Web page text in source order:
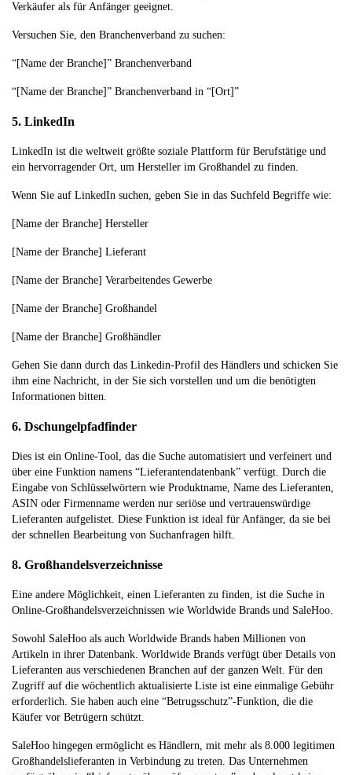
Verkäufer als für Anfänger geeignet.
Versuchen Sie, den Branchenverband zu suchen:
“[Name der Branche]” Branchenverband
“[Name der Branche]” Branchenverband in “[Ort]”
5. LinkedIn
LinkedIn ist die weltweit größte soziale Plattform für Berufstätige und
ein hervorragender Ort, um Hersteller im Großhandel zu finden.
Wenn Sie auf LinkedIn suchen, geben Sie in das Suchfeld Begriffe wie:
[Name der Branche] Hersteller
[Name der Branche] Lieferant
[Name der Branche] Verarbeitendes Gewerbe
[Name der Branche] Großhandel
[Name der Branche] Großhändler
Gehen Sie dann durch das Linkedin-Profil des Händlers und schicken Sie
ihm eine Nachricht, in der Sie sich vorstellen und um die benötigten
Informationen bitten.
6. Dschungelpfadfinder
Dies ist ein Online-Tool, das die Suche automatisiert und verfeinert und
über eine Funktion namens “Lieferantendatenbank” verfügt. Durch die
Eingabe von Schlüsselwörtern wie Produktname, Name des Lieferanten,
ASIN oder Firmenname werden nur seriöse und vertrauenswürdige
Lieferanten aufgelistet. Diese Funktion ist ideal für Anfänger, da sie bei
der schnellen Bearbeitung von Suchanfragen hilft.
8. Großhandelsverzeichnisse
Eine andere Möglichkeit, einen Lieferanten zu finden, ist die Suche in
Online-Großhandelsverzeichnissen wie Worldwide Brands und SaleHoo.
Sowohl SaleHoo als auch Worldwide Brands haben Millionen von
Artikeln in ihrer Datenbank. Worldwide Brands verfügt über Details von
Lieferanten aus verschiedenen Branchen auf der ganzen Welt. Für den
Zugriff auf die wöchentlich aktualisierte Liste ist eine einmalige Gebühr
erforderlich. Sie haben auch eine “Betrugsschutz”-Funktion, die die
Käufer vor Betrügern schützt.
SaleHoo hingegen ermöglicht es Händlern, mit mehr als 8.000 legitimen
Großhandelslieferanten in Verbindung zu treten. Das Unternehmen